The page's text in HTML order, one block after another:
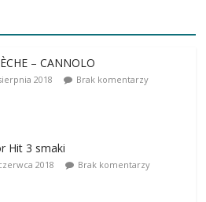
– CANNOLO
2018 Brak komentarzy
Hit 3 smaki
2018 Brak komentarzy